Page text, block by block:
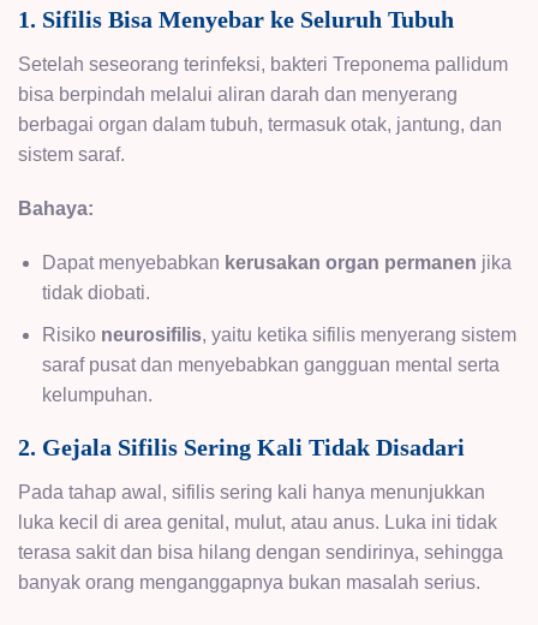
1. Sifilis Bisa Menyebar ke Seluruh Tubuh
Setelah seseorang terinfeksi, bakteri Treponema pallidum
bisa berpindah melalui aliran darah dan menyerang
berbagai organ dalam tubuh, termasuk otak, jantung, dan
sistem saraf.
Bahaya:
Dapat menyebabkan kerusakan organ permanen jika
tidak diobati.
Risiko neurosifilis, yaitu ketika sifilis menyerang sistem
saraf pusat dan menyebabkan gangguan mental serta
kelumpuhan.
2. Gejala Sifilis Sering Kali Tidak Disadari
Pada tahap awal, sifilis sering kali hanya menunjukkan
luka kecil di area genital, mulut, atau anus. Luka ini tidak
terasa sakit dan bisa hilang dengan sendirinya, sehingga
banyak orang menganggapnya bukan masalah serius.